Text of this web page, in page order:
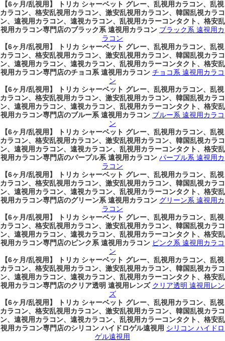
【6ヶ月/乱視用】 トリカ シャーベット グレー、乱視用カラコン、乱視
カラコン、格安乱視用カラコン、激安乱視用カラコン、韓国乱視カラコ
ン、遠視用カラコン、遠視カラコン、乱視用カラーコンタクト、格安乱
視用カラコン専門店のブラック系 遠視用カラコン ブラック系 遠視用カ
ラコン
【6ヶ月/乱視用】 トリカ シャーベット グレー、乱視用カラコン、乱視
カラコン、格安乱視用カラコン、激安乱視用カラコン、韓国乱視カラコ
ン、遠視用カラコン、遠視カラコン、乱視用カラーコンタクト、格安乱
視用カラコン専門店のチョコ系 遠視用カラコン チョコ系 遠視用カラコ
ン
【6ヶ月/乱視用】 トリカ シャーベット グレー、乱視用カラコン、乱視
カラコン、格安乱視用カラコン、激安乱視用カラコン、韓国乱視カラコ
ン、遠視用カラコン、遠視カラコン、乱視用カラーコンタクト、格安乱
視用カラコン専門店のブルー系 遠視用カラコン ブルー系 遠視用カラコ
ン
【6ヶ月/乱視用】 トリカ シャーベット グレー、乱視用カラコン、乱視
カラコン、格安乱視用カラコン、激安乱視用カラコン、韓国乱視カラコ
ン、遠視用カラコン、遠視カラコン、乱視用カラーコンタクト、格安乱
視用カラコン専門店のパープル系 遠視用カラコン パープル系 遠視用カ
ラコン
【6ヶ月/乱視用】 トリカ シャーベット グレー、乱視用カラコン、乱視
カラコン、格安乱視用カラコン、激安乱視用カラコン、韓国乱視カラコ
ン、遠視用カラコン、遠視カラコン、乱視用カラーコンタクト、格安乱
視用カラコン専門店のグリーン系 遠視用カラコン グリーン系 遠視用カ
ラコン
【6ヶ月/乱視用】 トリカ シャーベット グレー、乱視用カラコン、乱視
カラコン、格安乱視用カラコン、激安乱視用カラコン、韓国乱視カラコ
ン、遠視用カラコン、遠視カラコン、乱視用カラーコンタクト、格安乱
視用カラコン専門店のピンク系 遠視用カラコン ピンク系 遠視用カラコ
ン
【6ヶ月/乱視用】 トリカ シャーベット グレー、乱視用カラコン、乱視
カラコン、格安乱視用カラコン、激安乱視用カラコン、韓国乱視カラコ
ン、遠視用カラコン、遠視カラコン、乱視用カラーコンタクト、格安乱
視用カラコン専門店のクリア透明 遠視用レンズ クリア透明 遠視用レン
ズ
【6ヶ月/乱視用】 トリカ シャーベット グレー、乱視用カラコン、乱視
カラコン、格安乱視用カラコン、激安乱視用カラコン、韓国乱視カラコ
ン、遠視用カラコン、遠視カラコン、乱視用カラーコンタクト、格安乱
視用カラコン専門店のシリコン ハイドロゲル遠視用 シリコン ハイドロ
ゲル遠視用